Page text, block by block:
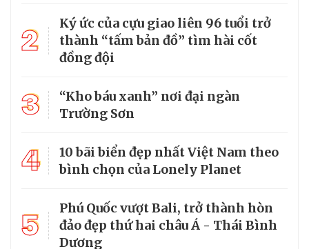
2
Ký ức của cựu giao liên 96 tuổi trở
thành “tấm bản đồ” tìm hài cốt
đồng đội
3
“Kho báu xanh” nơi đại ngàn
Trường Sơn
4
10 bãi biển đẹp nhất Việt Nam theo
bình chọn của Lonely Planet
5
Phú Quốc vượt Bali, trở thành hòn
đảo đẹp thứ hai châu Á - Thái Bình
Dương